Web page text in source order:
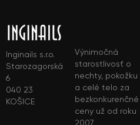
Inginails s.r.o.
Starozagorská
6
040 23
KOŠICE
Výnimočná
starostlivosť o
nechty, pokožku
a celé telo za
bezkonkurenčné
ceny už od roku
2007